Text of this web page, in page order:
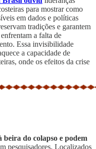
para mostrar como
em dados e políticas
tradições e garantem
a falta de
Essa invisibilidade
a capacidade de
onde os efeitos da crise
beira do colapso e podem
pesquisadores. Localizados